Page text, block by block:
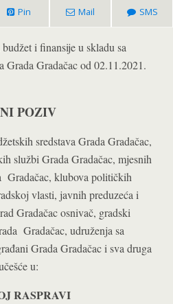
Pin Mail SMS
i finansije u skladu sa
Gradačac od 02.11.2021.
POZIV
sredstava Grada Gradačac,
službi Grada Gradačac, mjesnih
Gradačac, klubova političkih
vlasti, javnih preduzeća i
Gradačac osnivač, gradski
Gradačac, udruženja sa
Grada Gradačac i sva druga
u:
RASPRAVI